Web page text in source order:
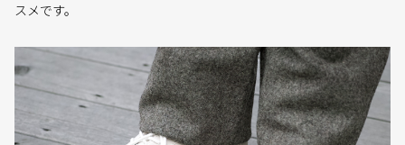
スメです。